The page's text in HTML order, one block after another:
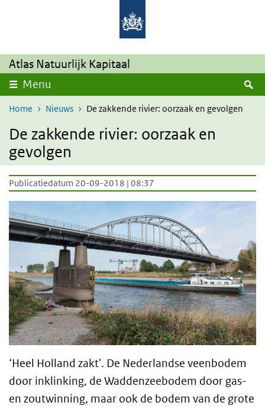
Overslaan en naar de inhoud gaan
Atlas Natuurlijk Kapitaal
Menu
Home Nieuws De zakkende rivier: oorzaak en gevolgen
De zakkende rivier: oorzaak en
gevolgen
Publicatiedatum 20-09-2018 | 08:37
‘Heel Holland zakt'. De Nederlandse veenbodem
door inklinking, de Waddenzeebodem door gas-
en zoutwinning, maar ook de bodem van de grote